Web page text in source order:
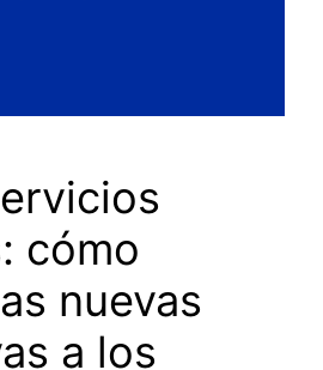
cómo
nuevas
a los